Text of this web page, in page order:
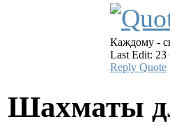
Каждому -
Last Edit:
Reply Quote
Шахматы